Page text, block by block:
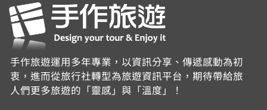
手作旅遊運用多年專業，以資訊分享、傳遞感動為初
衷，進而從旅行社轉型為旅遊資訊平台，期待帶給旅
人們更多旅遊的「靈感」與「溫度」！